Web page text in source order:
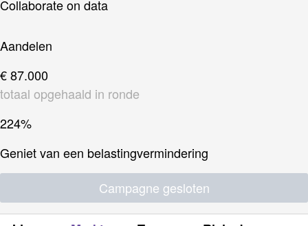
Collaborate on data
Aandelen
€ 87.000
totaal opgehaald in ronde
224%
Geniet van een belastingvermindering
Campagne gesloten